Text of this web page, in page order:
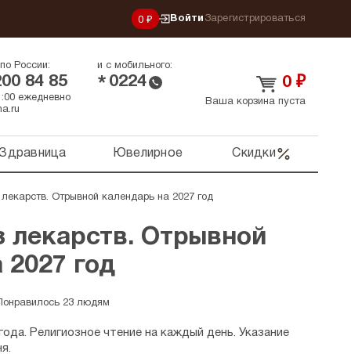
0 ₽ Войти Зарегистрироваться
России:
84 85
и с мобильного:
* 0224
ежедневно
0 ₽
Ваша корзина пуста
Ювелирное Скидки
лекарств. Отрывной календарь на 2027 год
лекарств. Отрывной
2027 год
Понравилось 23 людям
Религиозное чтение на каждый день. Указание